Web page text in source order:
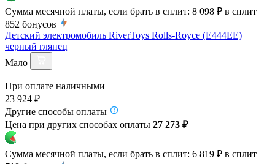
Сумма месячной платы, если брать в сплит: 8 098 ₽ в сплит
852 бонусов
Детский электромобиль RiverToys Rolls-Royce (E444EE)
черный глянец
Мало
При оплате наличными
23 924 ₽
Другие способы оплаты
Цена при других способах оплаты 27 273 ₽
Сумма месячной платы, если брать в сплит: 6 819 ₽ в сплит